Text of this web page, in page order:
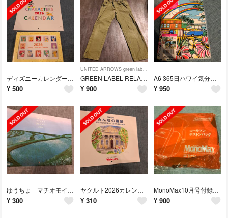
ディズニーカレンダー2026
¥ 500
UNITED ARROWS green label relaxing
GREEN LABEL RELAXING 135パンツ
¥ 900
A6 365日ハワイ気分 HAWAII Diary
¥ 950
ゆうちょ マチオモイカレンダー
¥ 300
ヤクルト2026カレンダー
¥ 310
MonoMax10月号付録 コールマンボストンバッグ
¥ 900